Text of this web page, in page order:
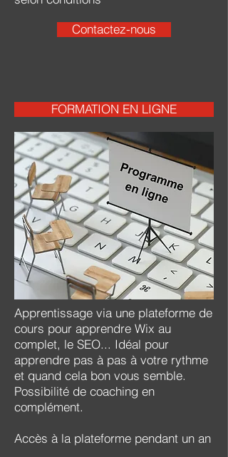
Contactez-nous
FORMATION EN LIGNE
Apprentissage via une plateforme de
cours pour apprendre Wix au
complet, le SEO... Idéal pour
apprendre pas à pas à votre rythme
et quand cela bon vous semble.
Possibilité de coaching en
complément.
Accès à la plateforme pendant un an